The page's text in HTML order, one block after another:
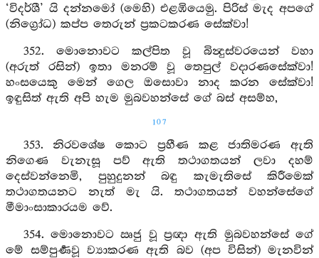
‘විදර්ශී’ යි දන්නමෝ (මෙහි) එළඹියෙමු. පිරිස් මැද අපගේ
(නිග්‍රෝධ) කප්ප තෙරුන් ප්‍රකටකරණ සේක්වා!
352. මොනොවට කල්පිත වූ බින්‍දුස්වරයෙන් වහා
(අරුත් රසින්) ඉතා මනරම් වූ තෙපුල් වදාරණසේක්වා!
හංසයෙකු මෙන් ගෙල ඔසොවා නාද කරන සේක්වා!
ඉඳුසිත් ඇති අපි හැම මුබවහන්සේ ගේ බස් අසම්හ,
107
353. නිරවශේෂ කොට ප්‍රහීණ කළ ජාතිමරණ ඇති
නිගෙණ වැනැසූ පව් ඇති තථාගතයන් ලවා දහම්
දෙස්වන්නෙමි, පුහුදුනන් බඳු කැමැතිසේ කිරීමෙක්
තථාගතයනට නැත් මැ යි. තථාගතයන් වහන්සේගේ
මීමාංසාකාරයම වේ.
354. මොනොවට ඍජු වූ ප්‍රඥා ඇති මුබවහන්සේ ගේ
මේ සම්පුර්‍ණවූ ව්‍යාකරණ ඇති බව (අප විසින්) මැනවින්